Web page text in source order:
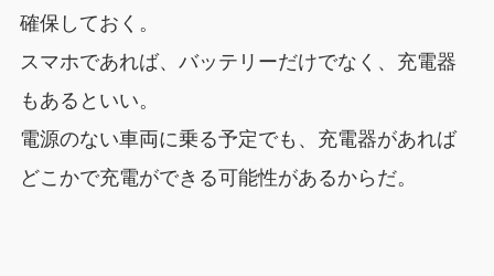
確保しておく。
スマホであれば、バッテリーだけでなく、充電器
もあるといい。
電源のない車両に乗る予定でも、充電器があれば
どこかで充電ができる可能性があるからだ。